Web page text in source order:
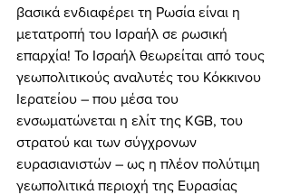
βασικά ενδιαφέρει τη Ρωσία είναι η
μετατροπή του Ισραήλ σε ρωσική
επαρχία! Το Ισραήλ θεωρείται από τους
γεωπολιτικούς αναλυτές του Κόκκινου
Ιερατείου – που μέσα του
ενσωματώνεται η ελίτ της KGB, του
στρατού και των σύγχρονων
ευρασιανιστών – ως η πλέον πολύτιμη
γεωπολιτικά περιοχή της Ευρασίας